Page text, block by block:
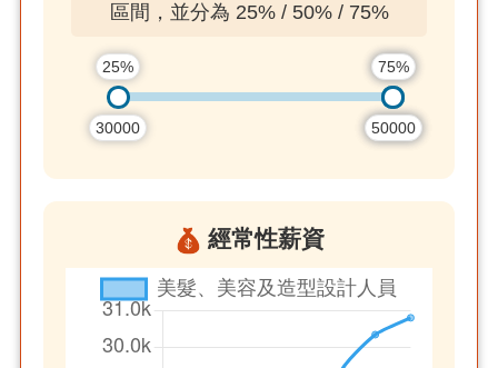
區間，並分為 25% / 50% / 75%
25%
30000
50%
50000
75%
50000
經常性薪資